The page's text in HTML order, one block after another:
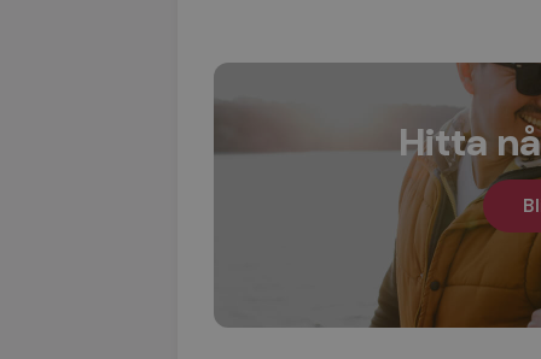
Hitta